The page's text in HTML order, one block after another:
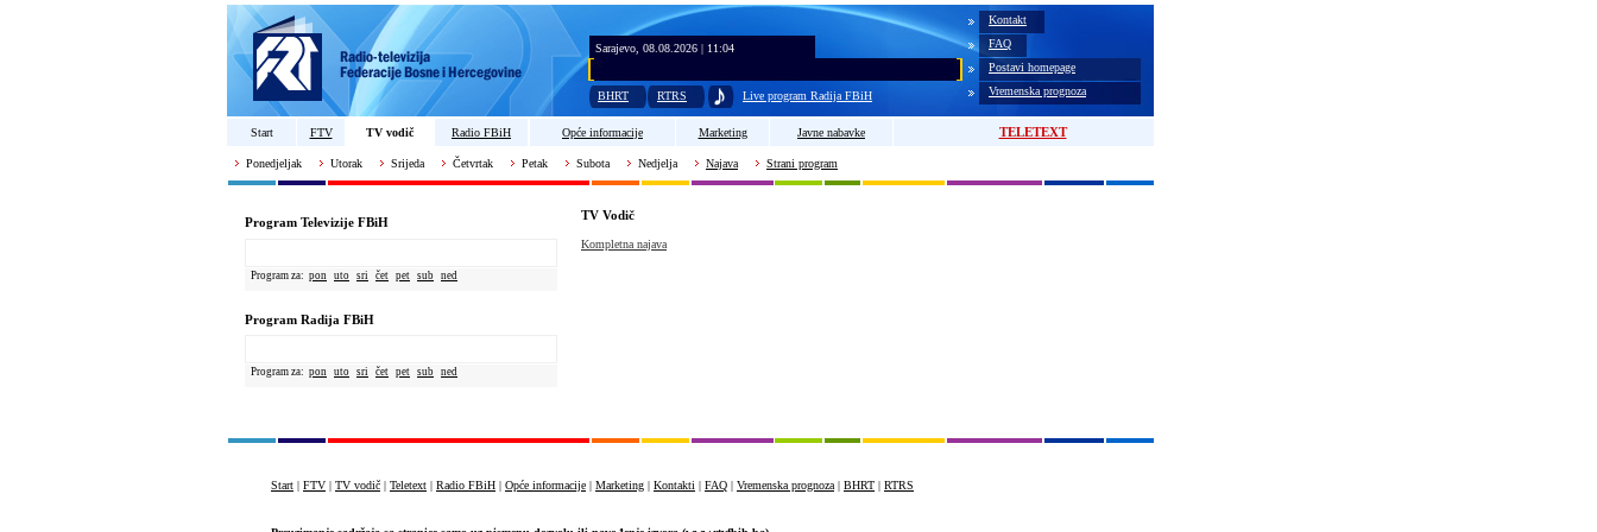
Sarajevo, 08.08.2026 | 11:04
BHRT RTRS Live program Radija FBiH
Kontakt
FAQ
Postavi homepage
Vremenska prognoza
Start FTV TV vodič Radio FBiH Opće informacije Marketing Javne nabavke TELETEXT
Ponedjeljak Utorak Srijeda Četvrtak Petak Subota Nedjelja Najava Strani program
Program Televizije FBiH
Program za: pon uto sri čet pet sub ned
Program Radija FBiH
Program za: pon uto sri čet pet sub ned
TV Vodič
Kompletna najava
Start | FTV | TV vodič | Teletext | Radio FBiH | Opće informacije | Marketing | Kontakti | FAQ | Vremenska prognoza | BHRT | RTRS